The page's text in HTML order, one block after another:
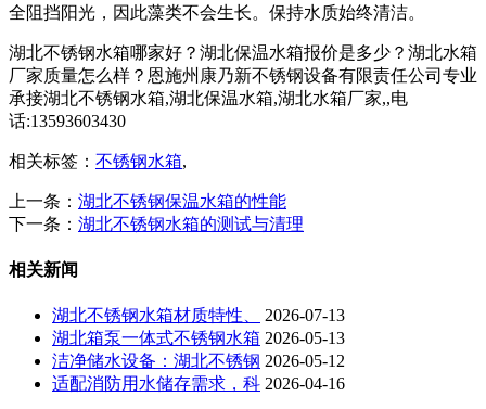
全阻挡阳光，因此藻类不会生长。保持水质始终清洁。
湖北不锈钢水箱哪家好？湖北保温水箱报价是多少？湖北水箱
厂家质量怎么样？恩施州康乃新不锈钢设备有限责任公司专业
承接湖北不锈钢水箱,湖北保温水箱,湖北水箱厂家,,电
话:13593603430
相关标签： 不锈钢水箱,
上一条： 湖北不锈钢保温水箱的性能
下一条： 湖北不锈钢水箱的测试与清理
相关新闻
湖北不锈钢水箱材质特性、
2026-07-13
湖北箱泵一体式不锈钢水箱 2026-05-13
洁净储水设备：湖北不锈钢 2026-05-12
适配消防用水储存需求，科 2026-04-16